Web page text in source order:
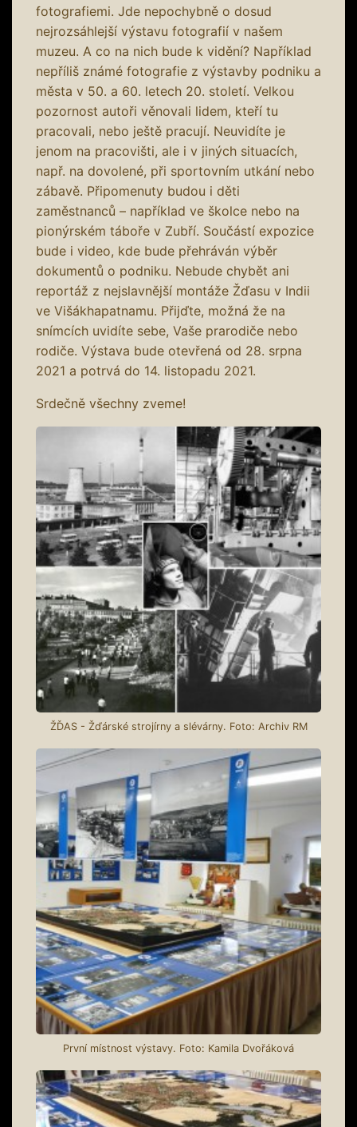
fotografiemi. Jde nepochybně o dosud
nejrozsáhlejší výstavu fotografií v našem
muzeu. A co na nich bude k vidění? Například
nepříliš známé fotografie z výstavby podniku a
města v 50. a 60. letech 20. století. Velkou
pozornost autoři věnovali lidem, kteří tu
pracovali, nebo ještě pracují. Neuvidíte je
jenom na pracovišti, ale i v jiných situacích,
např. na dovolené, při sportovním utkání nebo
zábavě. Připomenuty budou i děti
zaměstnanců – například ve školce nebo na
pionýrském táboře v Zubří. Součástí expozice
bude i video, kde bude přehráván výběr
dokumentů o podniku. Nebude chybět ani
reportáž z nejslavnější montáže Žďasu v Indii
ve Višákhapatnamu. Přijďte, možná že na
snímcích uvidíte sebe, Vaše prarodiče nebo
rodiče. Výstava bude otevřená od 28. srpna
2021 a potrvá do 14. listopadu 2021.
Srdečně všechny zveme!
ŽĎAS - Žďárské strojírny a slévárny. Foto: Archiv RM
První místnost výstavy. Foto: Kamila Dvořáková